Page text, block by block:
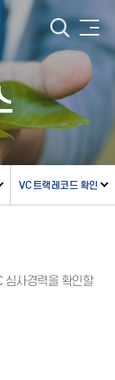
VC 트랙레코드 확인
심사경력을 확인할